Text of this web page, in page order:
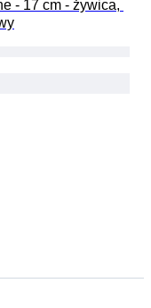
- 17 cm - żywica,